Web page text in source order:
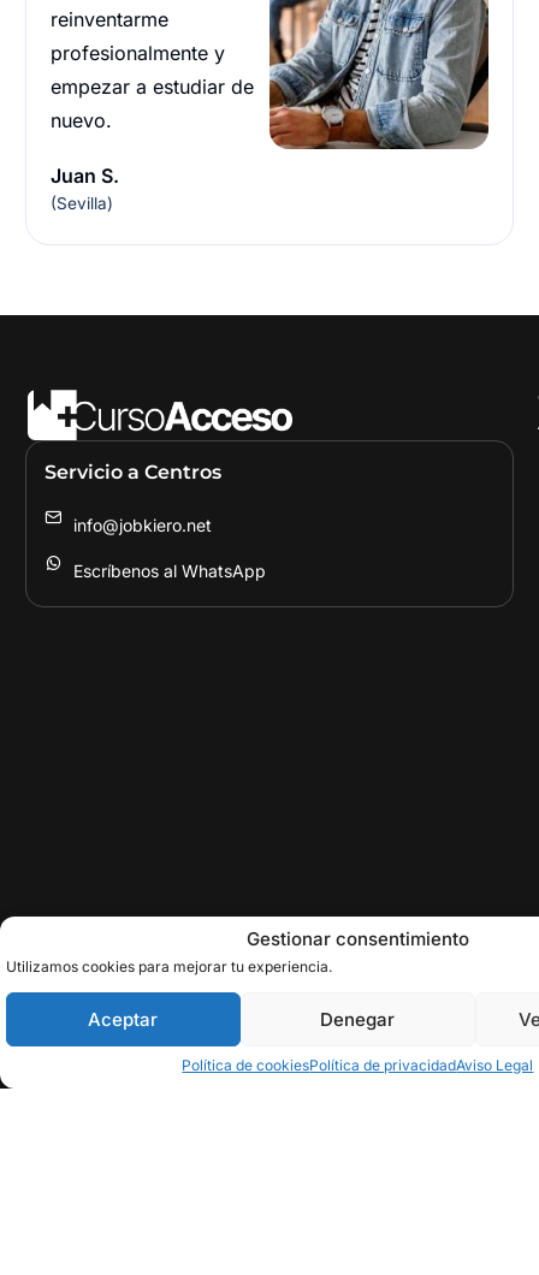
Gestionar consentimiento
Utilizamos cookies para mejorar tu experiencia.
Aceptar Denegar
Política de cookiesPolítica de privacidadAviso Legal
reinventarme
profesionalmente y
empezar a estudiar de
nuevo.
Juan S.
(Sevilla)
Servicio a Centros
info@jobkiero.net
Escríbenos al WhatsApp